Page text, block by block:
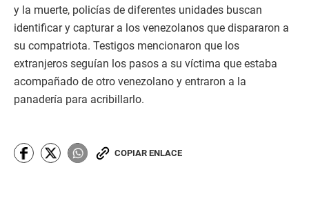
y la muerte, policías de diferentes unidades buscan
identificar y capturar a los venezolanos que dispararon a
su compatriota. Testigos mencionaron que los
extranjeros seguían los pasos a su víctima que estaba
acompañado de otro venezolano y entraron a la
panadería para acribillarlo.
COPIAR ENLACE